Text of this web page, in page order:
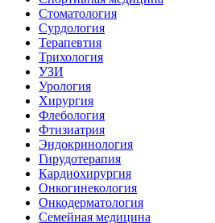
Стоматология
Сурдология
Терапевтия
Трихология
УЗИ
Урология
Хирургия
Флебология
Фтизиатрия
Эндокринология
Гирудотерапия
Кардиохирургия
Онкогинекология
Онкодерматология
Семейная медицина